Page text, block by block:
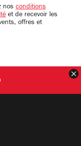
nos conditions
et de recevoir les
offres et